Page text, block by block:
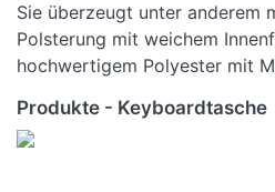
Sie überzeugt unter anderem
Polsterung mit weichem
hochwertigem Polyester mit
Produkte - Keyboardtasche